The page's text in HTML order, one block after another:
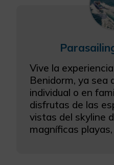
Vive la
Benidorm, ya sea
individual o en
disfrutas de las
vistas del skyline
magníficas